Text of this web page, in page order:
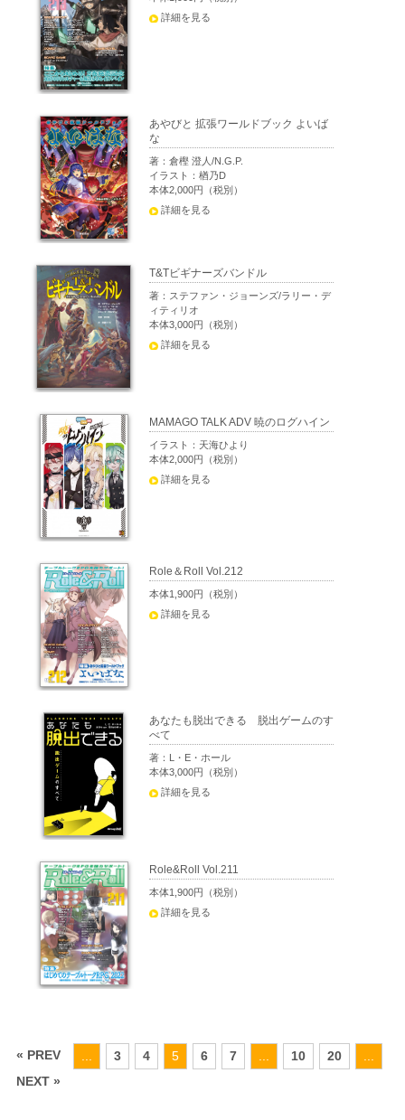
詳細を見る
あやびと 拡張ワールドブック よいば
な
著：倉樫 澄人/N.G.P.
イラスト：楢乃D
本体2,000円（税別）
詳細を見る
T&Tビギナーズバンドル
著：ステファン・ジョーンズ/ラリー・デ
ィティリオ
本体3,000円（税別）
詳細を見る
MAMAGO TALK ADV 暁のログハイン
イラスト：天海ひより
本体2,000円（税別）
詳細を見る
Role＆Roll Vol.212
本体1,900円（税別）
詳細を見る
あなたも脱出できる 脱出ゲームのす
べて
著：L・E・ホール
本体3,000円（税別）
詳細を見る
Role&Roll Vol.211
本体1,900円（税別）
詳細を見る
« PREV 3 4 5 6 7 10 20
NEXT »